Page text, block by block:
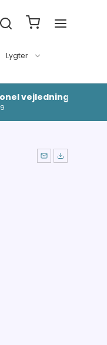
Lygter
vejledning